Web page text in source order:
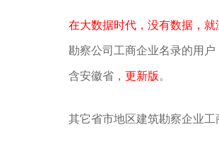
在大数据时代，没有数据，就
勘察公司工商企业名录的用户
含安徽省， 更新版 。
其它省市地区建筑勘察企业工